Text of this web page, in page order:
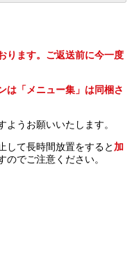
ります。ご返送前に今一度
は「メニュー集」は同梱さ
ようお願いいたします。
して長時間放置をすると 加
のでご注意ください。